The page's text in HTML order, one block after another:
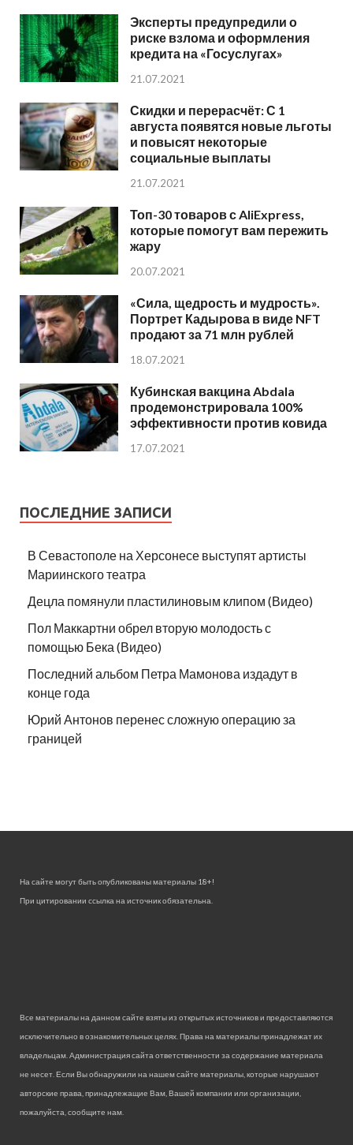
Эксперты предупредили о
риске взлома и оформления
кредита на «Госуслугах»
21.07.2021
Скидки и перерасчёт: С 1
августа появятся новые льготы
и повысят некоторые
социальные выплаты
21.07.2021
Топ-30 товаров с AliExpress,
которые помогут вам пережить
жару
20.07.2021
«Сила, щедрость и мудрость».
Портрет Кадырова в виде NFT
продают за 71 млн рублей
18.07.2021
Кубинская вакцина Abdala
продемонстрировала 100%
эффективности против ковида
17.07.2021
ПОСЛЕДНИЕ ЗАПИСИ
В Севастополе на Херсонесе выступят артисты
Мариинского театра
Децла помянули пластилиновым клипом (Видео)
Пол Маккартни обрел вторую молодость с
помощью Бека (Видео)
Последний альбом Петра Мамонова издадут в
конце года
Юрий Антонов перенес сложную операцию за
границей
На сайте могут быть опубликованы материалы 18+!
При цитировании ссылка на источник обязательна.
Все материалы на данном сайте взяты из открытых источников и предоставляются
исключительно в ознакомительных целях. Права на материалы принадлежат их
владельцам. Администрация сайта ответственности за содержание материала
не несет. Если Вы обнаружили на нашем сайте материалы, которые нарушают
авторские права, принадлежащие Вам, Вашей компании или организации,
пожалуйста, сообщите нам.